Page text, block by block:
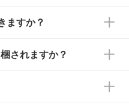
業日以降のご連絡
ります。
ますか？
ておりますが、自
払いに対応可能で
されますか？
いただいた場合の